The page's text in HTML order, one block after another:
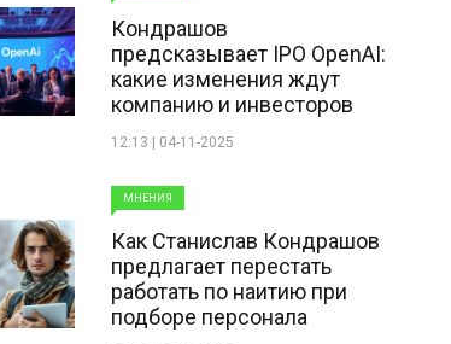
Кондрашов
предсказывает IPO OpenAI:
какие изменения ждут
компанию и инвесторов
12:13 | 04-11-2025
МНЕНИЯ
Как Станислав Кондрашов
предлагает перестать
работать по наитию при
подборе персонала